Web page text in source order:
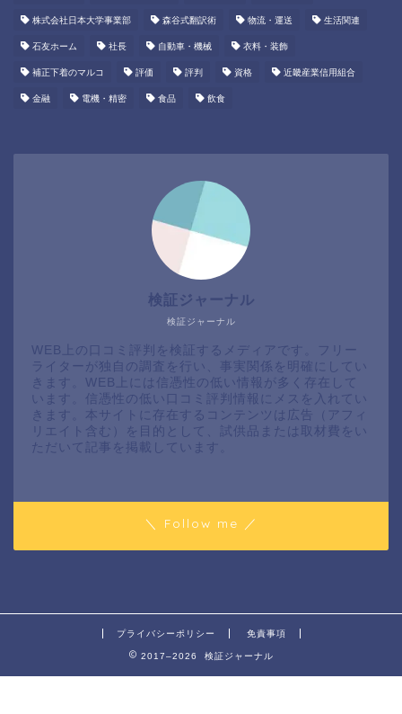
株式会社日本大学事業部 森谷式翻訳術 物流・運送 生活関連
石友ホーム 社長 自動車・機械 衣料・装飾
補正下着のマルコ 評価 評判 資格 近畿産業信用組合
金融 電機・精密 食品 飲食
検証ジャーナル
検証ジャーナル
WEB上の口コミ評判を検証するメディアです。フリー
ライターが独自の調査を行い、事実関係を明確にしてい
きます。WEB上には信憑性の低い情報が多く存在して
います。信憑性の低い口コミ評判情報にメスを入れてい
きます。本サイトに存在するコンテンツは広告（アフィ
リエイト含む）を目的として、試供品または取材費をい
ただいて記事を掲載しています。
＼ Follow me ／
プライバシーポリシー 免責事項
2017–2026 検証ジャーナル